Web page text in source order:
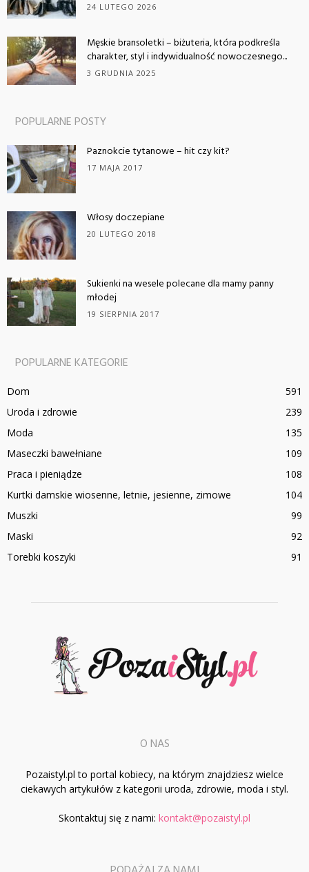
24 LUTEGO 2026
Męskie bransoletki – biżuteria, która podkreśla
charakter, styl i indywidualność nowoczesnego...
3 GRUDNIA 2025
POPULARNE POSTY
Paznokcie tytanowe – hit czy kit?
17 MAJA 2017
Włosy doczepiane
20 LUTEGO 2018
Sukienki na wesele polecane dla mamy panny
młodej
19 SIERPNIA 2017
POPULARNE KATEGORIE
Dom
591
Uroda i zdrowie
239
Moda
135
Maseczki bawełniane
109
Praca i pieniądze
108
Kurtki damskie wiosenne, letnie, jesienne, zimowe
104
Muszki
99
Maski
92
Torebki koszyki
91
O NAS
Pozaistyl.pl to portal kobiecy, na którym znajdziesz wielce
ciekawych artykułów z kategorii uroda, zdrowie, moda i styl.
Skontaktuj się z nami: kontakt@pozaistyl.pl